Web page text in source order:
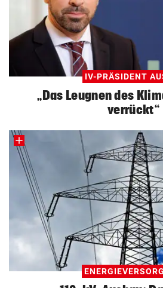
IV-PRÄSIDENT
„Das Leugnen des
verrückt“